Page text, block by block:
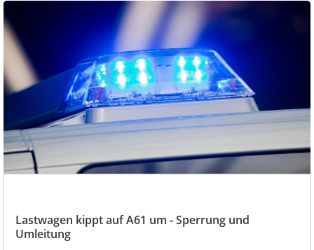
Lastwagen kippt auf A61 um - Sperrung und
Umleitung